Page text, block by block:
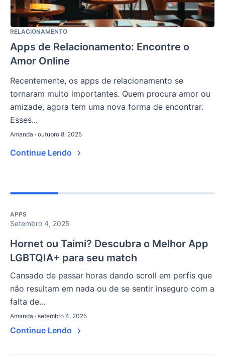
RELACIONAMENTO
Apps de Relacionamento: Encontre o
Amor Online
Recentemente, os apps de relacionamento se
tornaram muito importantes. Quem procura amor ou
amizade, agora tem uma nova forma de encontrar.
Esses...
Amanda · outubro 8, 2025
Continue Lendo
APPS
Setembro 4, 2025
Hornet ou Taimi? Descubra o Melhor App
LGBTQIA+ para seu match
Cansado de passar horas dando scroll em perfis que
não resultam em nada ou de se sentir inseguro com a
falta de...
Amanda · setembro 4, 2025
Continue Lendo